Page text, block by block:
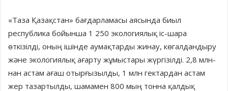
«Таза Қазақстан» бағдарламасы аясында биыл
республика бойынша 1 250 экологиялық іс-шара
өткізілді, оның ішінде аумақтарды жинау, көгалдандыру
және экологиялық ағарту жұмыстары жүргізілді. 2,8 млн-
нан астам ағаш отырғызылды, 1 млн гектардан астам
жер тазартылды, шамамен 800 мың тонна қалдық